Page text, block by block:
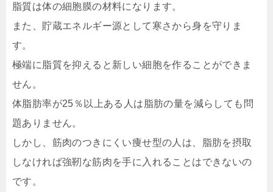
脂質は体の細胞膜の材料になります。
また、貯蔵エネルギー源として寒さから身を守りま
す。
極端に脂質を抑えると新しい細胞を作ることができま
せん。
体脂肪率が25％以上ある人は脂肪の量を減らしても問
題ありません。
しかし、筋肉のつきにくい痩せ型の人は、脂肪を摂取
しなければ強靭な筋肉を手に入れることはできないの
です。